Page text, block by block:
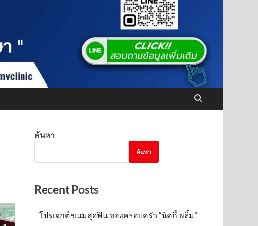
ค้นหา
ค้นหา
Recent Posts
โปรเจกต์ ขนมสุดฟิน ของครอบครัว “นิคกี้ พลิ้ม”